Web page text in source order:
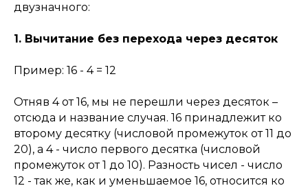
двузначного:
1. Вычитание без перехода через десяток
Пример: 16 - 4 = 12
Отняв 4 от 16, мы не перешли через десяток –
отсюда и название случая. 16 принадлежит ко
второму десятку (числовой промежуток от 11 до
20), а 4 - число первого десятка (числовой
промежуток от 1 до 10). Разность чисел - число
12 - так же, как и уменьшаемое 16, относится ко